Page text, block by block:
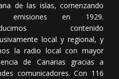
de las islas, comenzando
emisiones en 1929.
contenido
local y regional, y
la radio local con mayor
de Canarias gracias a
comunicadores. Con 116